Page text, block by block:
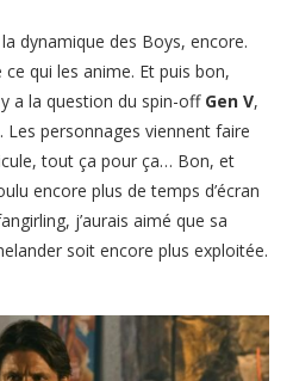
dynamique des Boys, encore.
qui les anime. Et puis bon,
a la question du spin-off Gen V,
personnages viennent faire
tout ça pour ça… Bon, et
encore plus de temps d’écran
j’aurais aimé que sa
soit encore plus exploitée.